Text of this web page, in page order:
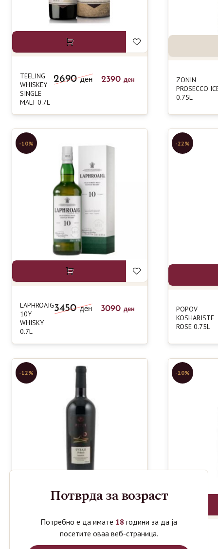
TEELING
WHISKEY
SINGLE
MALT 0.7L
2690ден 2390 ден
ZONIN
PROSECCO
0.75L
-10%
LAPHROAIG
10Y
WHISKY
0.7L
3450ден 3090 ден
-22%
POPOV
KOSHARISTE
ROSE 0.75L
-12%
WINERY SYRAH
850 ден 750 ден
-10%
Потврда за возраст
Потребно е да имате 18 години за да ја
посетите оваа веб-страница.